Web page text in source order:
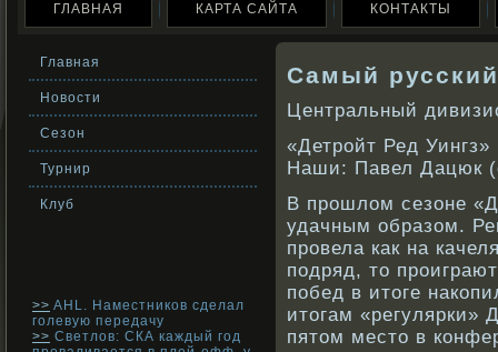
ГЛАВНАЯ КАРТА САЙТА КОНТАКТЫ
Главная
Новости
Сезон
Турнир
Клуб
>> AHL. Наместников сделал
голевую передачу
>> Светлов: СКА каждый год
Самый
Центральный
«Детрοйт Ред Уингз»
Наши: Павел Дацюк
В прошлом сезоне
удачным образом.
провела как на
подряд, то
побед в итоге
итогам «регулярки»
пятом место в